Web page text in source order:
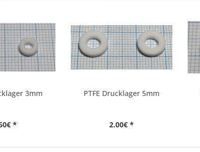
3mm
*
PTFE Drucklager 5mm
2.00€ *